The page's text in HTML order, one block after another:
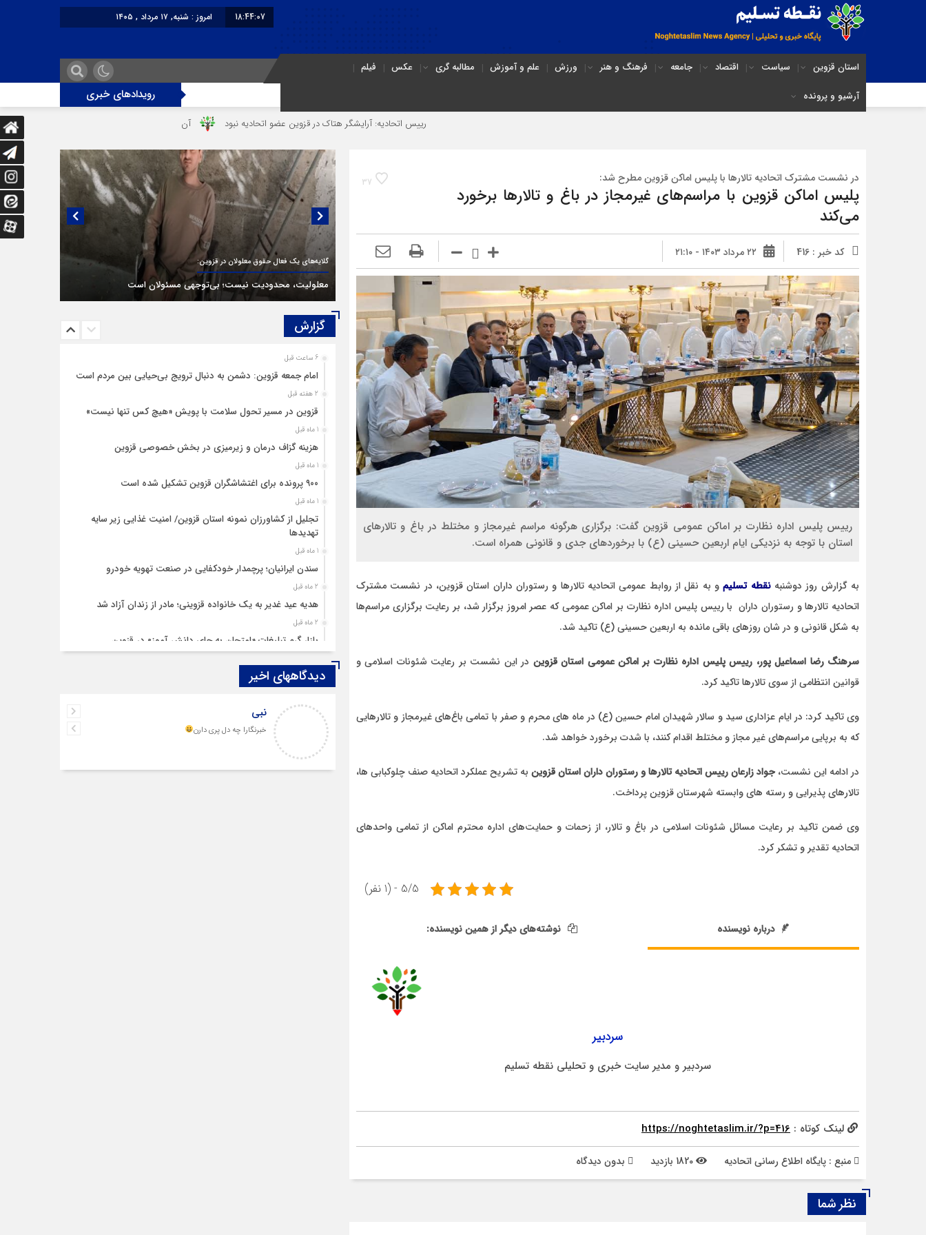
18:44:07
امروز : شنبه, ۱۷ مرداد , ۱۴۰۵
استان قزوین سیاست اقتصاد جامعه فرهنگ و هنر ورزش علم و آموزش مطالبه گری عکس
فیلم
آرشیو و پرونده
رویدادهای خبری
رییس اتحادیه: آرایشگر هتاک در قزوین عضو اتحادیه نبود آن شب وحشتناک در خانه «عصمت» از دندانپزشک
37 در نشست مشترک اتحادیه تالارها با پلیس اماکن قزوین مطرح شد:
پلیس اماکن قزوین با مراسم‌های غیرمجاز در باغ و تالارها برخورد
می‌کند
کد خبر : 416 ۲۲ مرداد ۱۴۰۳ - ۲۱:۱۰
رییس پلیس اداره نظارت بر اماکن عمومی قزوین گفت: برگزاری هرگونه مراسم غیرمجاز و مختلط در باغ و تالارهای
استان با توجه به نزدیکی ایام اربعین حسینی (ع) با برخوردهای جدی و قانونی همراه است.
به گزارش روز دوشنبهنقطه تسلیمو به نقل از روابط عمومی اتحادیه تالارها و رستوران داران استان قزوین، در نشست مشترک
اتحادیه تالارها و رستوران داران با رییس پلیس اداره نظارت بر اماکن عمومی که عصر امروز برگزار شد، بر رعایت برگزاری مراسم‌ها
به شکل قانونی و در شان روزهای باقی مانده به اربعین حسینی (ع) تاکید شد.
سرهنگ رضا اسماعیل پور، رییس پلیس اداره نظارت بر اماکن عمومی استان قزوین در این نشست بر رعایت شئونات اسلامی و
قوانین انتظامی از سوی تالارها تاکید کرد.
وی تاکید کرد: در ایام عزاداری سید و سالار شهیدان امام حسین (ع) در ماه های محرم و صفر با تمامی باغ‌های غیرمجاز و تالارهایی
که به برپایی مراسم‌های غیر مجاز و مختلط اقدام کنند، با شدت برخورد خواهد شد.
در ادامه این نشست، جواد زارعان رییس اتحادیه تالارها و رستوران داران استان قزوین به تشریح عملکرد اتحادیه صنف چلوکبابی ها،
تالارهای پذیرایی و رسته های وابسته شهرستان قزوین پرداخت.
وی ضمن تاکید بر رعایت مسائل شئونات اسلامی در باغ و تالار، از زحمات و حمایت‌های اداره محترم اماکن از تمامی واحدهای
اتحادیه تقدیر و تشکر کرد.
5/5 - (1 نفر)
درباره نویسنده نوشته‌های دیگر از همین نویسنده:
سردبیر
سردبیر و مدیر سایت خبری و تحلیلی نقطه تسلیم
لینک کوتاه : https://noghtetaslim.ir/?p=416
منبع : پایگاه اطلاع رسانی اتحادیه بدون دیدگاه
نظر شما
گلایه‌های یک فعال حقوق معلولان در قزوین:
معلولیت، محدودیت نیست؛ بی‌توجهی مسئولان است گفتگویی منتشر نشده با پروفسور اهرنجانی، صاحب نظریه سه‌ شاخگی
گزارش‌
6 ساعت قبل
امام جمعه قزوین: دشمن به دنبال ترویج بی‌حیایی بین مردم است
2 هفته قبل
قزوین در مسیر تحول سلامت با پویش «هیچ‌ کس تنها نیست»
1 ماه قبل
هزینه‌ گزاف درمان و زیرمیزی در بخش خصوصی قزوین
1 ماه قبل
۹۰۰ پرونده برای اغتشاشگران قزوین تشکیل شده است
1 ماه قبل
تجلیل از کشاورزان نمونه استان قزوین/ امنیت غذایی زیر سایه
تهدیدها
1 ماه قبل
سندن ایرانیان؛ پرچمدار خودکفایی در صنعت تهویه خودرو
2 ماه قبل
هدیه عید غدیر به یک خانواده قزوینی؛ مادر از زندان آزاد شد
2 ماه قبل
بازار گرم تبلیغات «امتحان به جای دانش‌ آموز» در قزوین
قزوین ۱۴۰۴، گام‌هایی در سایه چالش‌ها
چهارشنبه‌ سوری بی‌غوغا
مردم قزوین زیر آوار گرانی مسکن
دیدگاههای اخیر
نبی
خبرنگارا چه دل پری دارن
عبداله عبداله
عنوانhttps://s.w.org/images/core/emoji/17.0.2/svg/1f447.svg